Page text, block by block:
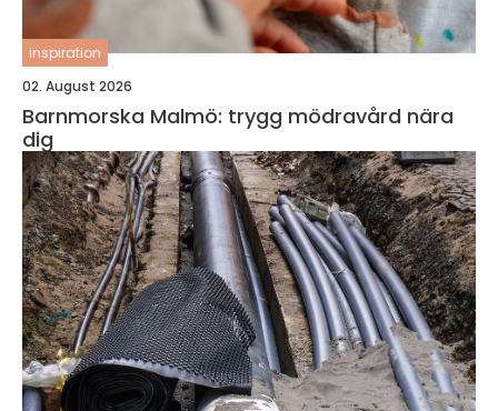
inspiration
02. August 2026
Barnmorska Malmö: trygg mödravård nära
dig